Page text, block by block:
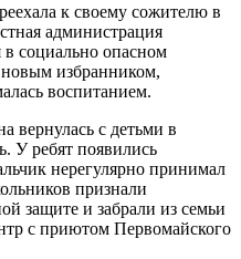
к своему сожителю в
администрация
в социально опасном
избранником,
воспитанием.
вернулась с детьми в
У ребят появились
нерегулярно принимал
признали
защите и забрали из семьи
с приютом Первомайского